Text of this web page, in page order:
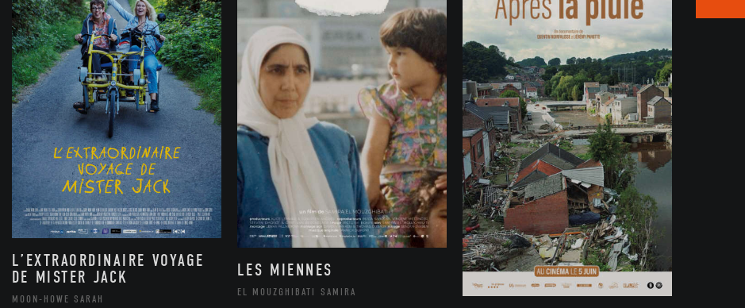
L’EXTRAORDINAIRE VOYAGE
DE MISTER JACK
MOON-HOWE SARAH
LES MIENNES
EL MOUZGHIBATI SAMIRA